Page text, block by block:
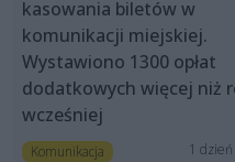
kasowania biletów w
komunikacji miejskiej.
Wystawiono 1300 opłat
dodatkowych więcej niż
wcześniej
Komunikacja 1